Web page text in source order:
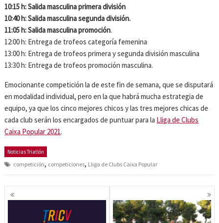
10:15 h: Salida masculina primera división
10:40 h: Salida masculina segunda división.
11:05 h: Salida masculina promoción.
12:00 h: Entrega de trofeos categoría femenina
13:00 h: Entrega de trofeos primera y segunda división masculina
13:30 h: Entrega de trofeos promoción masculina.
Emocionante competición la de este fin de semana, que se disputará
en modalidad individual, pero en la que habrá mucha estrategia de
equipo, ya que los cinco mejores chicos y las tres mejores chicas de
cada club serán los encargados de puntuar para la Lliga de Clubs
Caixa Popular 2021.
Noticias Triatlón
competición, competiciones, Lliga de Clubs Caixa Popular
Navegación
de
entradas